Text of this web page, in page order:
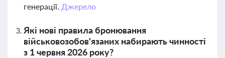
генерації. Джерело
Які нові правила бронювання
військовозобов'язаних набирають чинності
з 1 червня 2026 року?